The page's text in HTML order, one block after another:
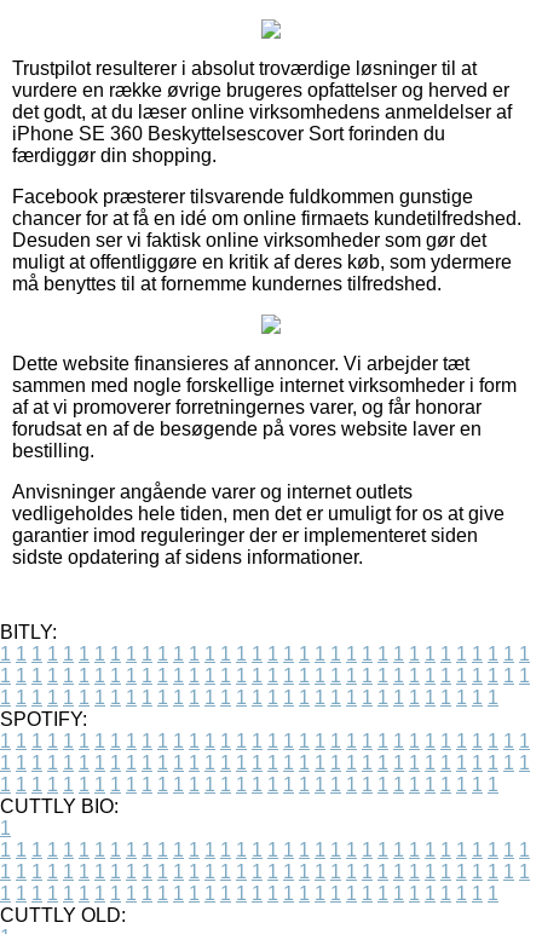
Trustpilot resulterer i absolut troværdige løsninger til at
vurdere en række øvrige brugeres opfattelser og herved er
det godt, at du læser online virksomhedens anmeldelser af
iPhone SE 360 Beskyttelsescover Sort forinden du
færdiggør din shopping.
Facebook præsterer tilsvarende fuldkommen gunstige
chancer for at få en idé om online firmaets kundetilfredshed.
Desuden ser vi faktisk online virksomheder som gør det
muligt at offentliggøre en kritik af deres køb, som ydermere
må benyttes til at fornemme kundernes tilfredshed.
Dette website finansieres af annoncer. Vi arbejder tæt
sammen med nogle forskellige internet virksomheder i form
af at vi promoverer forretningernes varer, og får honorar
forudsat en af de besøgende på vores website laver en
bestilling.
Anvisninger angående varer og internet outlets
vedligeholdes hele tiden, men det er umuligt for os at give
garantier imod reguleringer der er implementeret siden
sidste opdatering af sidens informationer.
BITLY:
1 1 1 1 1 1 1 1 1 1 1 1 1 1 1 1 1 1 1 1 1 1 1 1 1 1 1 1 1 1 1 1 1 1
1 1 1 1 1 1 1 1 1 1 1 1 1 1 1 1 1 1 1 1 1 1 1 1 1 1 1 1 1 1 1 1 1 1
1 1 1 1 1 1 1 1 1 1 1 1 1 1 1 1 1 1 1 1 1 1 1 1 1 1 1 1 1 1 1 1
SPOTIFY:
1 1 1 1 1 1 1 1 1 1 1 1 1 1 1 1 1 1 1 1 1 1 1 1 1 1 1 1 1 1 1 1 1 1
1 1 1 1 1 1 1 1 1 1 1 1 1 1 1 1 1 1 1 1 1 1 1 1 1 1 1 1 1 1 1 1 1 1
1 1 1 1 1 1 1 1 1 1 1 1 1 1 1 1 1 1 1 1 1 1 1 1 1 1 1 1 1 1 1 1
CUTTLY BIO:
1
1 1 1 1 1 1 1 1 1 1 1 1 1 1 1 1 1 1 1 1 1 1 1 1 1 1 1 1 1 1 1 1 1 1
1 1 1 1 1 1 1 1 1 1 1 1 1 1 1 1 1 1 1 1 1 1 1 1 1 1 1 1 1 1 1 1 1 1
1 1 1 1 1 1 1 1 1 1 1 1 1 1 1 1 1 1 1 1 1 1 1 1 1 1 1 1 1 1 1 1
CUTTLY OLD: